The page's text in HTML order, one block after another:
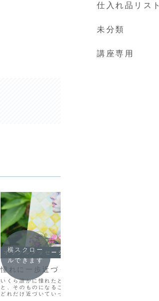
オラクルメッセージ
憧れに一歩近づくこと
いくら誰かに憧れたところで、そのひ
と、そのものになることはできません。
どれだけ近づいていったとしても、その
横スクロー
ルできます
仕入れ品リスト
未分類
講座専用